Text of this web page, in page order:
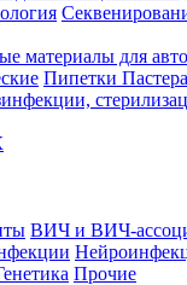
материалы для
Пипетки Пастера
ВИЧ и ВИЧ-
Прочие